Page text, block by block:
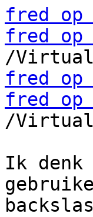
fred op
fred op
fred op
fred op
/
Ik denk